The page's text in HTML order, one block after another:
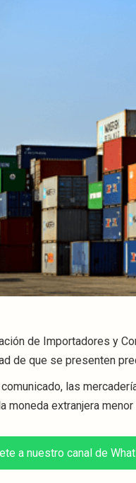
de Importadores y
de que se presenten
las
moneda extranjera
a nuestro canal de